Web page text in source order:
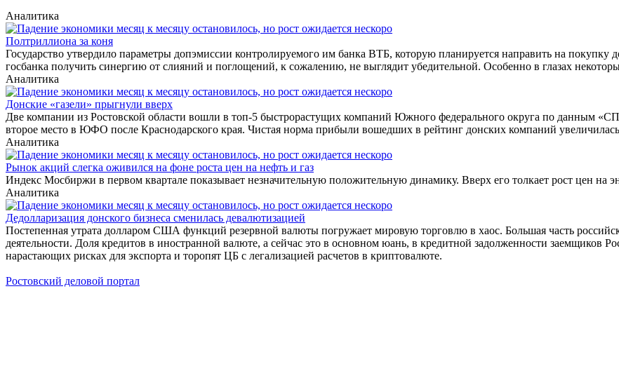
Аналитика
Полтриллиона за коня
Государство утвердило параметры допэмиссии контролируемого им банка ВТБ, которую планируется направить на
госбанка получить синергию от слияний и поглощений, к сожалению, не выглядит убедительной. Особенно в глазах
Аналитика
Донские «газели» прыгнули вверх
Две компании из Ростовской области вошли в топ-5 быстрорастущих компаний Южного федерального округа по данным
второе место в ЮФО после Краснодарского края. Чистая норма прибыли вошедших в рейтинг донских компаний
Аналитика
Рынок акций слегка оживился на фоне роста цен на нефть и газ
Индекс Мосбиржи в первом квартале показывает незначительную положительную динамику. Вверх его толкает рост цен на
Аналитика
Дедолларизация донского бизнеса сменилась девалютизацией
Постепенная утрата долларом США функций резервной валюты погружает мировую торговлю в хаос. Большая часть
деятельности. Доля кредитов в иностранной валюте, а сейчас это в основном юань, в кредитной задолженности заемщиков
нарастающих рисках для экспорта и торопят ЦБ с легализацией расчетов в криптовалюте.
Ростовский деловой портал